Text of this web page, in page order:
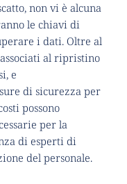
non vi è alcuna
le chiavi di
i dati. Oltre al
al ripristino
e
di sicurezza per
possono
per la
di esperti di
del personale.